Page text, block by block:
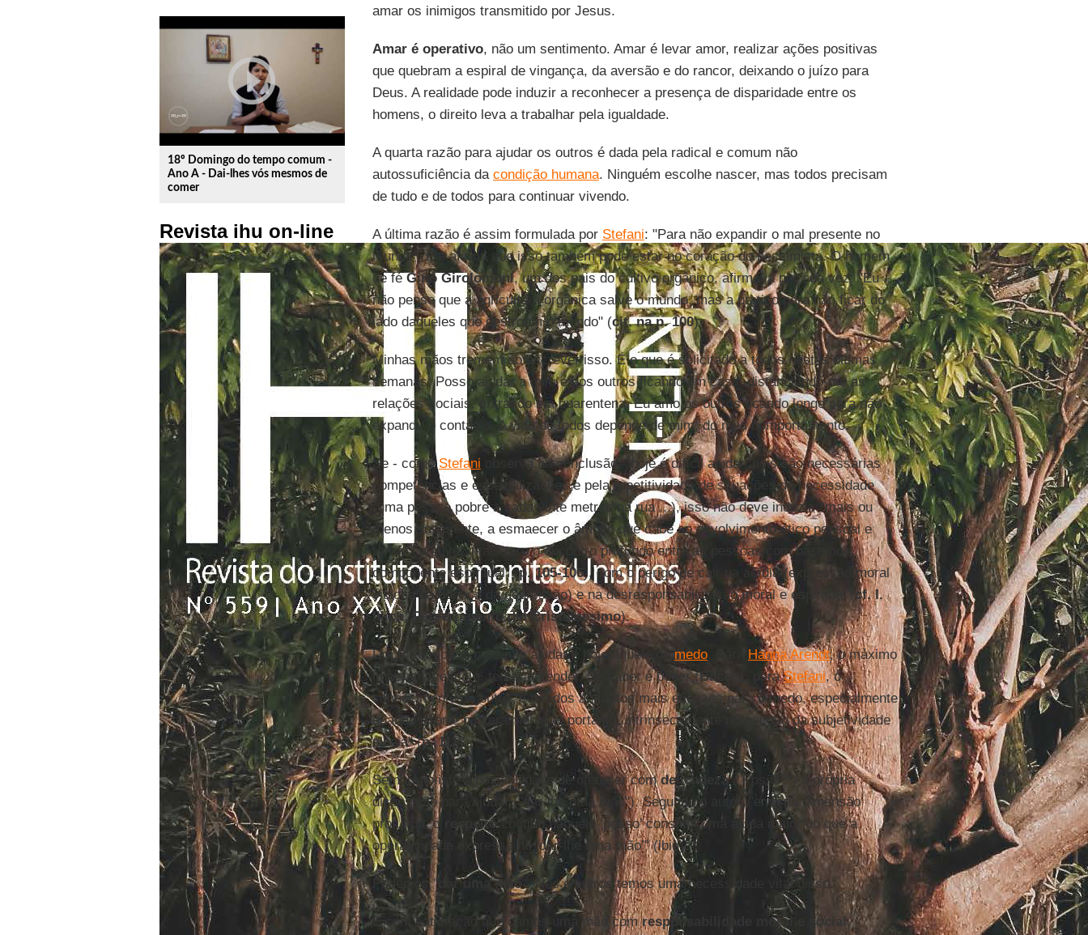
play_circle_outline
18º Domingo do tempo comum -
Ano A - Dai-lhes vós mesmos de
comer
Revista ihu on-line
amar os inimigos transmitido por Jesus.
Amar é operativo, não um sentimento. Amar é levar amor, realizar ações positivas
que quebram a espiral de vingança, da aversão e do rancor, deixando o juízo para
Deus. A realidade pode induzir a reconhecer a presença de disparidade entre os
homens, o direito leva a trabalhar pela igualdade.
A quarta razão para ajudar os outros é dada pela radical e comum não
autossuficiência da condição humana. Ninguém escolhe nascer, mas todos precisam
de tudo e de todos para continuar vivendo.
A última razão é assim formulada por Stefani: "Para não expandir o mal presente no
mundo". Ele afirma que isso também pode estar no coração do pessimista. O homem
de féGino Girolomoni, um dos pais do cultivo orgânico, afirmava por sua vez: "Eu
não penso que a agricultura orgânica salve o mundo, mas a pratico para não ficar do
lado daqueles que destroem o mundo" (cit. na p. 100).
Minhas mãos tremem ao escrever isso. É o que é solicitado a todos nestas últimas
semanas. Posso ajudar a mim e aos outros ficando em casa, distanciando-me as
relações sociais, entrando em quarentena. Eu amo os outros ficando longe para não
expandir o contágio. A vida de todos depende de mim, do meu comportamento.
Se - comoStefani observa na conclusão - hoje é difícil ajudar, pois são necessárias
competências e especializações e pela repetitividade de situações de necessidade
(uma pessoa pobre a cada vinte metros na rua ...), isso não deve induzir, “mais ou
menos sutilmente, a esmaecer o âmbito que cabe ao envolvimento ético pessoal e
tornar cada vez mais raro o encontro profundo entre as pessoas com base no
componente espiritual" (p. 105-106), com o perigo de cair na acídia (expressão moral
viciosa da doença da depressão) e na desresponsabilização moral e espiritual (cf. I.
Illich, Pervertimento del Cristianesimo).
Um forte motivo para não ajudar é hoje aquele do medo. Para Hanna Arendt, o máximo
imperativo ético é: tentar entender. Se saber é poder (Bacon ), paraStefani, o
conhecimento do outro "é um dos antídotos mais eficazes para o medo, especialmente
quando ocorre bilateralmente e, portanto, intrinsecamente respeitoso da subjetividade
alheia" (p. 111).
Sempre existe a possibilidade de oferecer comdelicadeza("Posso?") a própria
disposição para ajudar ("dar-lhe uma mão"). Segundo o autor, "em sua dimensão
profunda, o
respeitocontido naquele ‘posso’ constitui uma ajuda maior do que a
operatividade expressa no ‘dar-lhe uma mão’" (ibid).
Podemos " dar uma mão". Nós e outros temos uma necessidade vital disso.
É com satisfação que damos uma mão comresponsabilidade moral e social.